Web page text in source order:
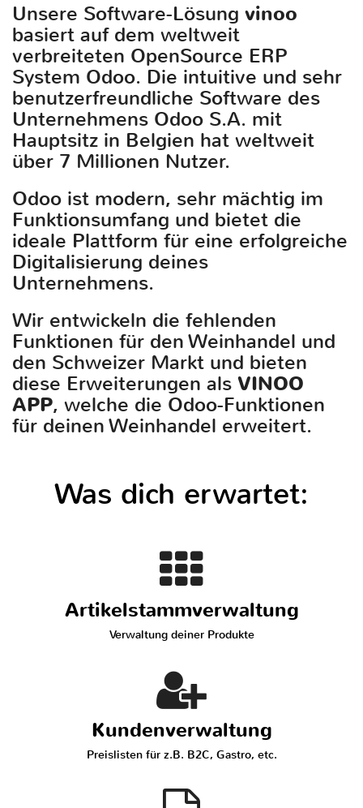
Unsere Software-Lösung vinoo
basiert auf dem weltweit
verbreiteten OpenSource ERP
System Odoo. Die intuitive und sehr
benutzerfreundliche Software des
Unternehmens Odoo S.A. mit
Hauptsitz in Belgien hat weltweit
über 7 Millionen Nutzer.
Odoo ist modern, sehr mächtig im
Funktionsumfang und bietet die
ideale Plattform für eine erfolgreiche
Digitalisierung deines
Unternehmens.
Wir entwickeln die fehlenden
Funktionen für den Weinhandel und
den Schweizer Markt und bieten
diese Erweiterungen als VINOO
APP, welche die Odoo-Funktionen
für deinen Weinhandel erweitert.
Was dich erwartet:
Artikelstammverwaltung
Verwaltung deiner Produkte
Kundenverwaltung
Preislisten für z.B. B2C, Gastro, etc.